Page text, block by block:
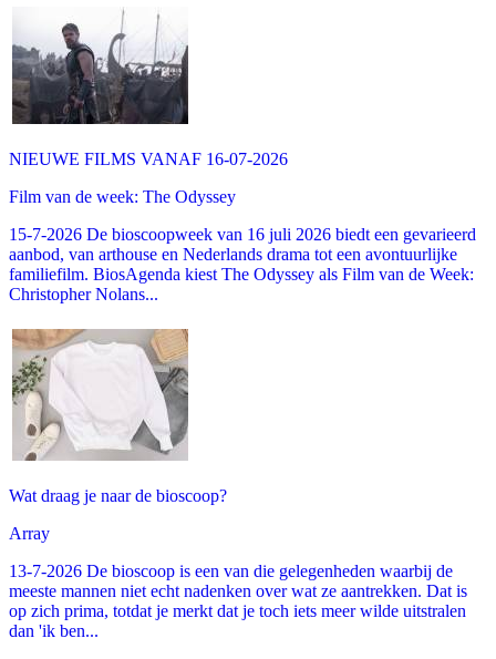
NIEUWE FILMS VANAF 16-07-2026
Film van de week: The Odyssey
15-7-2026 De bioscoopweek van 16 juli 2026 biedt een gevarieerd
aanbod, van arthouse en Nederlands drama tot een avontuurlijke
familiefilm. BiosAgenda kiest The Odyssey als Film van de Week:
Christopher Nolans...
Wat draag je naar de bioscoop?
Array
13-7-2026 De bioscoop is een van die gelegenheden waarbij de
meeste mannen niet echt nadenken over wat ze aantrekken. Dat is
op zich prima, totdat je merkt dat je toch iets meer wilde uitstralen
dan 'ik ben...